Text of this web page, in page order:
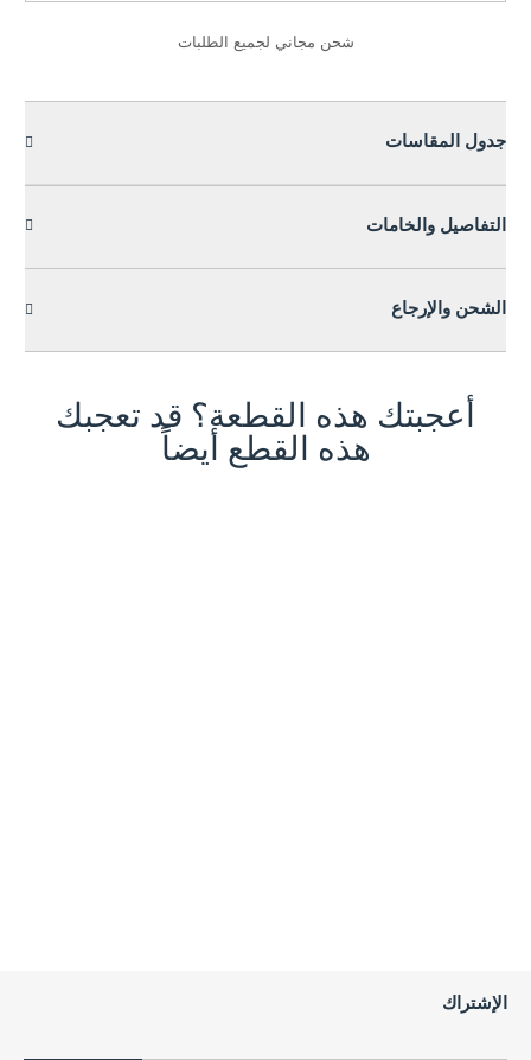
شحن مجاني لجميع الطلبات
جدول المقاسات
التفاصيل والخامات
الشحن والإرجاع
أعجبتك هذه القطعة؟ قد تعجبك
هذه القطع أيضاً
الإشتراك